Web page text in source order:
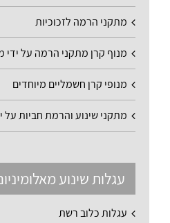
מתקני הרמה לזכוכיות
מנוף קרן מתקני הרמה על ידי
מנופי קרן חשמליים מיוחדים
מתקני שינוע והרמת חביות על
עגלות שינוע
עגלות כלוב רשת